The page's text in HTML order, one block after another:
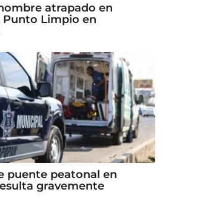
atrapado en
Punto Limpio en
puente peatonal en
gravemente